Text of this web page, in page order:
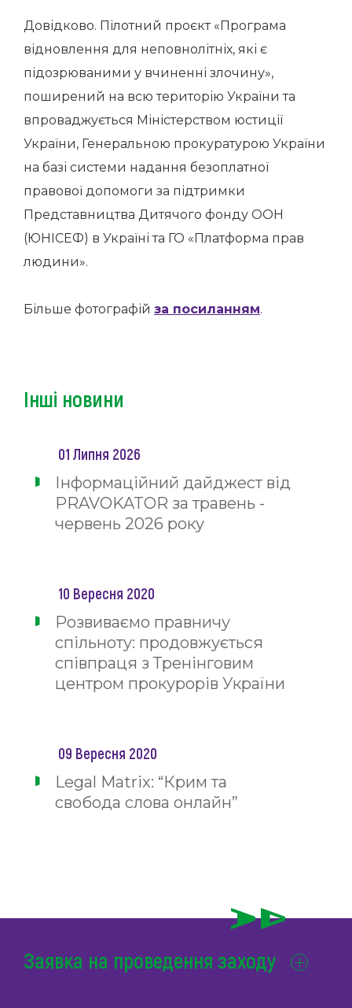
Довідково. Пілотний проєкт «Програма
відновлення для неповнолітніх, які є
підозрюваними у вчиненні злочину»,
поширений на всю територію України та
впроваджується Міністерством юстиції
України, Генеральною прокуратурою України
на базі системи надання безоплатної
правової допомоги за підтримки
Представництва Дитячого фонду ООН
(ЮНІСЕФ) в Україні та ГО «Платформа прав
людини».
Більше фотографій за посиланням.
Інші новини
01 Липня 2026
Інформаційний дайджест від
PRAVOKATOR за травень -
червень 2026 року
10 Вересня 2020
Розвиваємо правничу
спільноту: продовжується
співпраця з Тренінговим
центром прокурорів України
09 Вересня 2020
Legal Matrix: “Крим та
свобода слова онлайн”
Заявка на проведення заходу